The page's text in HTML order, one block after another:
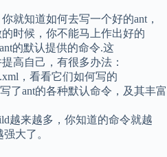
就知道如何去写一个好的ant，
时候，你不能马上作出好的
的默认提供的命令.这
高自己，有很多办法：
，看看它们如何写的
了ant的各种默认命令，及其丰富
越来越多，你知道的命令就越
大了。